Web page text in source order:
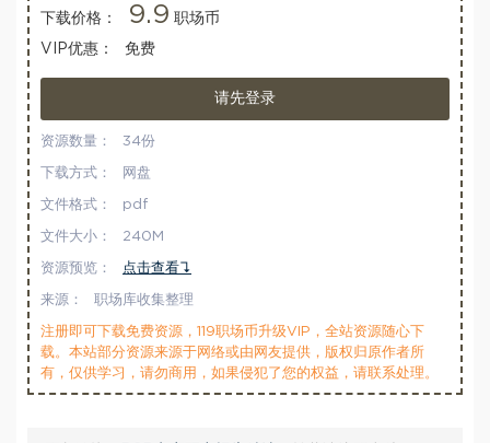
下载价格： 9.9 职场币
VIP优惠：
免费
请先登录
资源数量： 34份
下载方式： 网盘
文件格式： pdf
文件大小： 240M
资源预览： 点击查看↴
来源： 职场库收集整理
注册即可下载免费资源，119职场币升级VIP，全站资源随心下
载。本站部分资源来源于网络或由网友提供，版权归原作者所
有，仅供学习，请勿商用，如果侵犯了您的权益，请联系处理。